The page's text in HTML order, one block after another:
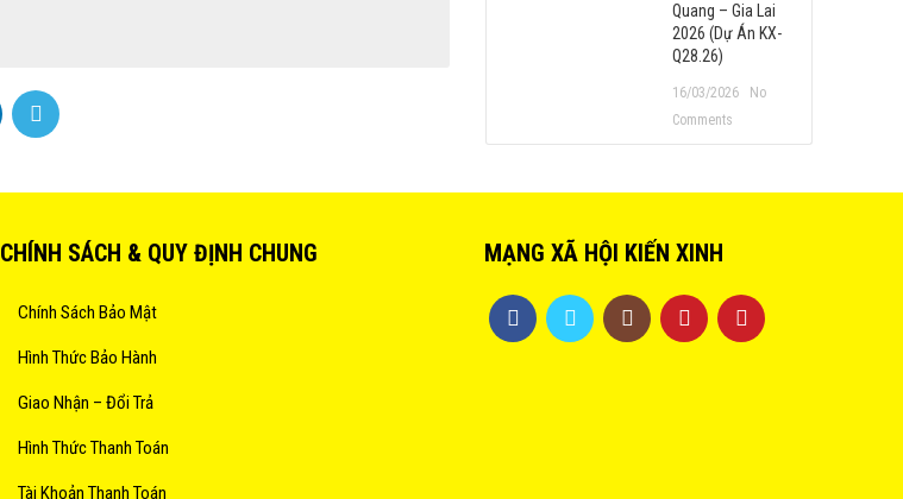
Quang – Gia Lai
2026 (Dự Án KX-
Q28.26)
16/03/2026
No
Comments
CHÍNH SÁCH & QUY ĐỊNH CHUNG
Chính Sách Bảo Mật
Hình Thức Bảo Hành
Giao Nhận – Đổi Trả
Hình Thức Thanh Toán
Tài Khoản Thanh Toán
MẠNG XÃ HỘI KIẾN XINH